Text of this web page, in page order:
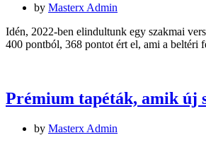
by Masterx Admin
Idén, 2022-ben elindultunk egy szakmai
400 pontból, 368 pontot ért el, ami a beltéri
Prémium tapéták, amik új
by Masterx Admin